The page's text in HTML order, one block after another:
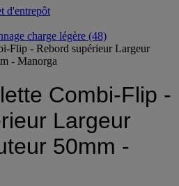
d'entrepôt
charge légère (48)
Flip - Rebord supérieur Largeur
- Manorga
Combi-Flip -
Largeur
50mm -